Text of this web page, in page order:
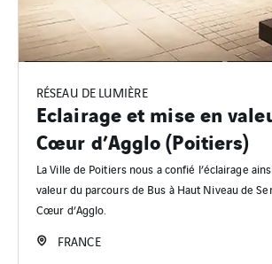
RÉSEAU DE LUMIÈRE
Eclairage et mise en
Cœur d’Agglo (Poitiers)
La Ville de Poitiers nous a confié l’éclairage
valeur du parcours de Bus à Haut Niveau de
Cœur d’Agglo.
FRANCE